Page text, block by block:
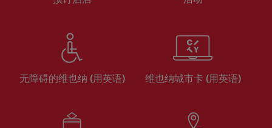
无障碍的维也纳 (用英语) 维也纳城市卡 (用英语)